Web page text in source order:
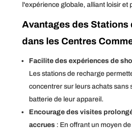
l'expérience globale, alliant loisir et
Avantages des Stations
dans les Centres
Facilite des expériences de
Les stations de recharge
concentrer sur leurs achats sans
batterie de leur appareil.
Encourage des visites
accrues : En offrant un moyen